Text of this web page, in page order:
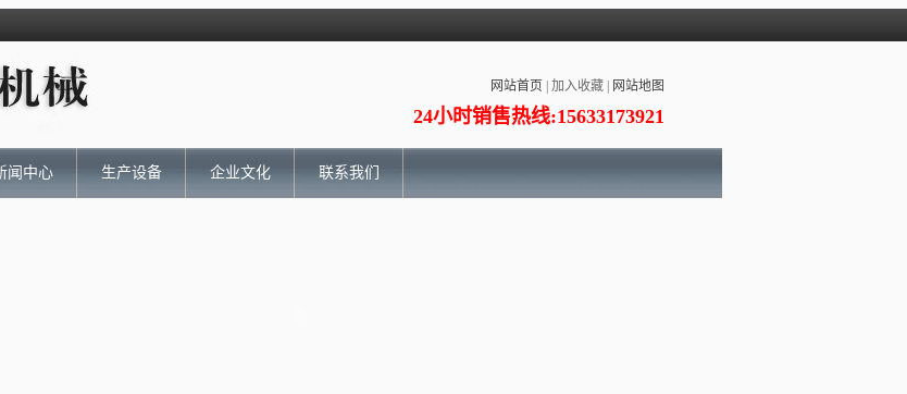
网站首页 加入收藏| 网站地图
24小时销售热线:15633173921
闻中心 生产设备 企业文化 联系我们